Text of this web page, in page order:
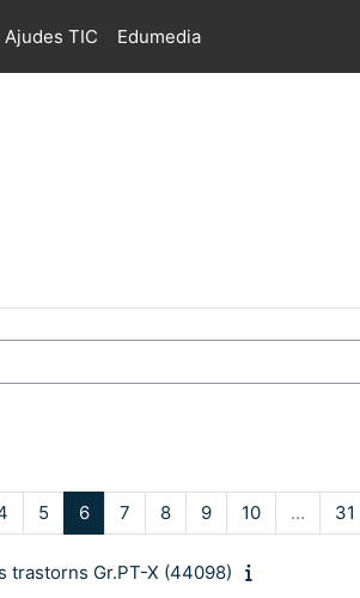
Ajudes TIC Edumedia
3
Pàgina 4
5Pàgina 5
6Pàgina 6
7Pàgina 7
8Pàgina 8
9Pàgina 9
10Pàgina 10
… 31
trastorns Gr.PT-X (44098)